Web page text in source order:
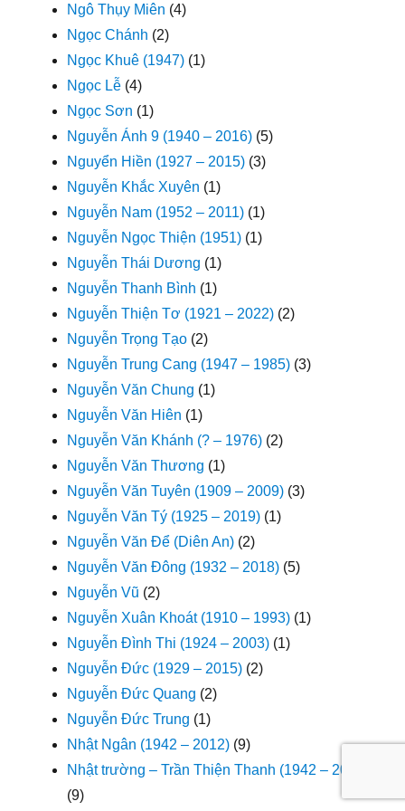
Ngô Thụy Miên (4)
Ngọc Chánh (2)
Ngọc Khuê (1947) (1)
Ngọc Lễ (4)
Ngọc Sơn (1)
Nguyễn Ánh 9 (1940 – 2016) (5)
Nguyển Hiền (1927 – 2015) (3)
Nguyễn Khắc Xuyên (1)
Nguyễn Nam (1952 – 2011) (1)
Nguyễn Ngọc Thiện (1951) (1)
Nguyễn Thái Dương (1)
Nguyễn Thanh Bình (1)
Nguyễn Thiện Tơ (1921 – 2022) (2)
Nguyễn Trọng Tạo (2)
Nguyễn Trung Cang (1947 – 1985) (3)
Nguyễn Văn Chung (1)
Nguyễn Văn Hiên (1)
Nguyễn Văn Khánh (? – 1976) (2)
Nguyễn Văn Thương (1)
Nguyễn Văn Tuyên (1909 – 2009) (3)
Nguyễn Văn Tý (1925 – 2019) (1)
Nguyễn Văn Để (Diên An) (2)
Nguyễn Văn Đông (1932 – 2018) (5)
Nguyễn Vũ (2)
Nguyễn Xuân Khoát (1910 – 1993) (1)
Nguyễn Đình Thi (1924 – 2003) (1)
Nguyễn Đức (1929 – 2015) (2)
Nguyễn Đức Quang (2)
Nguyễn Đức Trung (1)
Nhật Ngân (1942 – 2012) (9)
Nhật trường – Trần Thiện Thanh (1942 – 2005)
(9)